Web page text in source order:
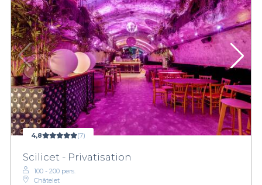
4,8 (7)
Scilicet - Privatisation
100 - 200 pers.
Châtelet